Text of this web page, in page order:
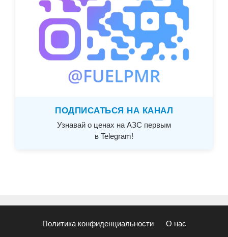
ПОДПИСАТЬСЯ НА КАНАЛ
Узнавай о ценах на АЗС первым
в Telegram!
Политика конфиденциальности О нас